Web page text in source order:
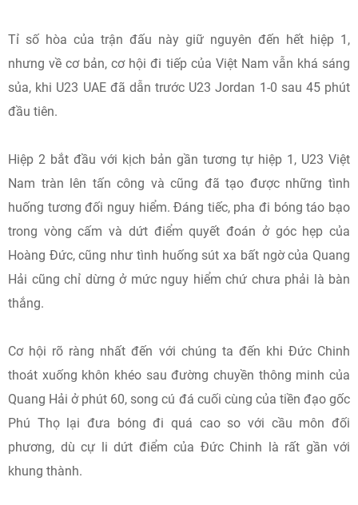
Tỉ số hòa của trận đấu này giữ nguyên đến hết hiệp 1,
nhưng về cơ bản, cơ hội đi tiếp của Việt Nam vẫn khá sáng
sủa, khi U23 UAE đã dẫn trước U23 Jordan 1-0 sau 45 phút
đầu tiên.
Hiệp 2 bắt đầu với kịch bản gần tương tự hiệp 1, U23 Việt
Nam tràn lên tấn công và cũng đã tạo được những tình
huống tương đối nguy hiểm. Đáng tiếc, pha đi bóng táo bạo
trong vòng cấm và dứt điểm quyết đoán ở góc hẹp của
Hoàng Đức, cũng như tình huống sút xa bất ngờ của Quang
Hải cũng chỉ dừng ở mức nguy hiểm chứ chưa phải là bàn
thắng.
Cơ hội rõ ràng nhất đến với chúng ta đến khi Đức Chinh
thoát xuống khôn khéo sau đường chuyền thông minh của
Quang Hải ở phút 60, song cú đá cuối cùng của tiền đạo gốc
Phú Thọ lại đưa bóng đi quá cao so với cầu môn đối
phương, dù cự li dứt điểm của Đức Chinh là rất gần với
khung thành.